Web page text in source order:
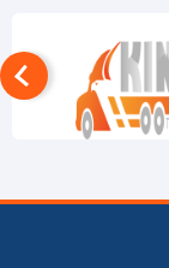
Đồng Tháp
Hậu Giang